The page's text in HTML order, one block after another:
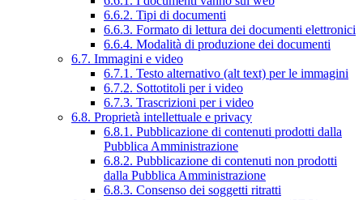
6.6.2. Tipi di documenti
6.6.3. Formato di lettura dei documenti elettronici
6.6.4. Modalità di produzione dei documenti
6.7. Immagini e video
6.7.1. Testo alternativo (alt text) per le immagini
6.7.2. Sottotitoli per i video
6.7.3. Trascrizioni per i video
6.8. Proprietà intellettuale e privacy
6.8.1. Pubblicazione di contenuti prodotti dalla
Pubblica Amministrazione
6.8.2. Pubblicazione di contenuti non prodotti
dalla Pubblica Amministrazione
6.8.3. Consenso dei soggetti ritratti